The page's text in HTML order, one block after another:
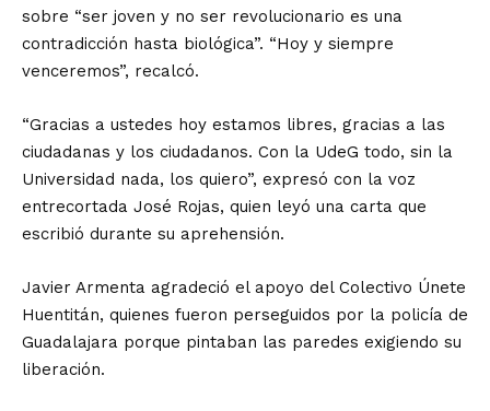
sobre “ser joven y no ser revolucionario es una
contradicción hasta biológica”. “Hoy y siempre
venceremos”, recalcó.
“Gracias a ustedes hoy estamos libres, gracias a las
ciudadanas y los ciudadanos. Con la UdeG todo, sin la
Universidad nada, los quiero”, expresó con la voz
entrecortada José Rojas, quien leyó una carta que
escribió durante su aprehensión.
Javier Armenta agradeció el apoyo del Colectivo Únete
Huentitán, quienes fueron perseguidos por la policía de
Guadalajara porque pintaban las paredes exigiendo su
liberación.